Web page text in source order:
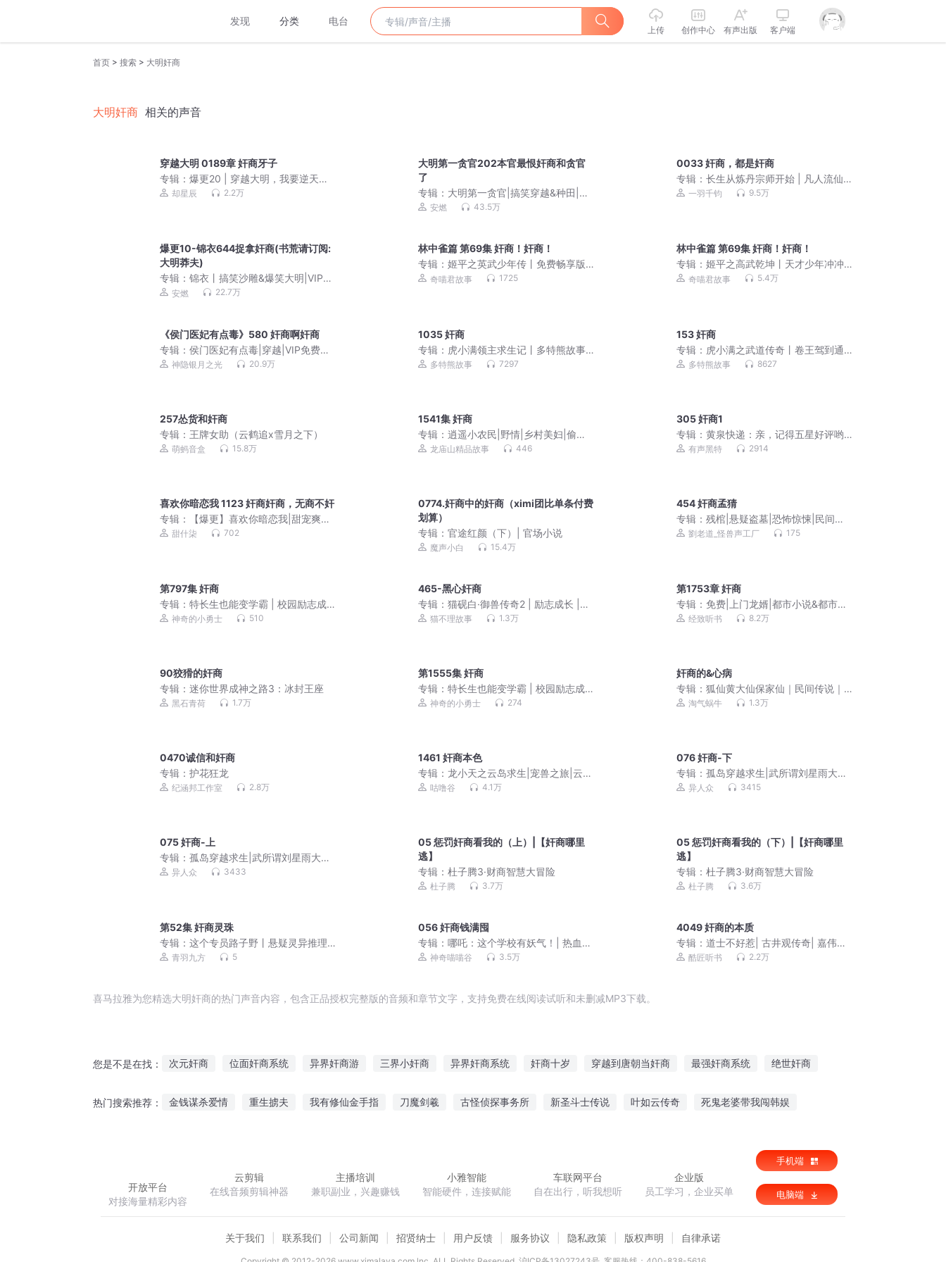
发现 分类 电台
上传 创作中心 有声出版 客户端
首页 > 搜索 > 大明奸商
大明奸商 相关的声音
穿越大明 0189章 奸商牙子
专辑： 爆更20 | 穿越大明，我要逆天改
命 | 长篇历史爽文 | 明末太子 | 多人有声
却星辰 2.2万
大明第一贪官202本官最恨奸商和贪官
了
专辑： 大明第一贪官|搞笑穿越&种田|安
燃领衔多人有声剧|VIP免费有声小说
安燃 43.5万
0033 奸商，都是奸商
专辑：长生从炼丹宗师开始 | 凡人流仙
侠 | 霸榜玄幻巨作 | VIP免费 | 多人有声
一羽千钧 9.5万
爆更10-锦衣644捉拿奸商(书荒请订阅:
大明莽夫)
专辑： 锦衣丨搞笑沙雕&爆笑大明|VIP免
费有声小说
安燃 22.7万
林中雀篇 第69集 奸商！奸商！
专辑：姬平之英武少年传丨免费畅享版
丨第1季
奇喵君故事 1725
林中雀篇 第69集 奸商！奸商！
专辑：姬平之高武乾坤丨天才少年冲冲
冲丨奇喵宇宙
奇喵君故事 5.4万
《侯门医妃有点毒》580 奸商啊奸商
专辑： 侯门医妃有点毒|穿越|VIP免费有
声小说
神隐银月之光 20.9万
1035 奸商
专辑： 虎小满领主求生记丨多特熊故事
丨虎小满领主系列
多特熊故事 7297
153 奸商
专辑： 虎小满之武道传奇丨卷王驾到通
通闪开丨多特熊故事
多特熊故事 8627
257怂货和奸商
专辑： 王牌女助（云鹤追x雪月之下）
萌蚂音盒 15.8万
1541集 奸商
专辑：逍遥小农民|野情|乡村美妇|偷香
高手|爽文多女主
龙庙山精品故事 446
305 奸商1
专辑：黄泉快递：亲，记得五星好评哟
丨搞笑悬疑丨多人有声剧
有声黑特 2914
喜欢你暗恋我 1123 奸商奸商，无商不奸
专辑：
【爆更】喜欢你暗恋我|甜宠爽文|
双洁1V1|阅文白金现言|真人多播
甜什柒 702
0774.奸商中的奸商（ximi团比单条付费
划算）
专辑：官途红颜（下）| 官场小说
魔声小白 15.4万
454 奸商孟猜
专辑：残棺|悬疑盗墓|恐怖惊悚|民间禁
忌|风水玄学|阴阳先生
劉老道_怪兽声工厂 175
第797集 奸商
专辑： 特长生也能变学霸 | 校园励志成
长故事
神奇的小勇士 510
465-黑心奸商
专辑：猫砚白·御兽传奇2 | 励志成长 |猫
不理故事
猫不理故事 1.3万
第1753章 奸商
专辑： 免费|上门龙婿|都市小说&都市生
活&恩怨情深
经致听书 8.2万
90狡猾的奸商
专辑： 迷你世界成神之路3：冰封王座
黑石青荷 1.7万
第1555集 奸商
专辑：特长生也能变学霸 | 校园励志成
长故事
神奇的小勇士 274
奸商的&心病
专辑：狐仙黄大仙保家仙｜民间传说｜
民间故事
淘气蜗牛 1.3万
0470诚信和奸商
专辑： 护花狂龙
纪涵邦工作室 2.8万
1461 奸商本色
专辑：龙小天之云岛求生|宠兽之旅|云岛
冒险|积极努力
咕噜谷 4.1万
076 奸商-下
专辑：孤岛穿越求生|武所谓刘星雨大冒
险全民求生
异人众 3415
075 奸商-上
专辑： 孤岛穿越求生|武所谓刘星雨大冒
险全民求生
异人众 3433
05 惩罚奸商看我的（上）|【奸商哪里
逃】
专辑：杜子腾3·财商智慧大冒险
杜子腾 3.7万
05 惩罚奸商看我的（下）|【奸商哪里
逃】
专辑：杜子腾3·财商智慧大冒险
杜子腾 3.6万
第52集 奸商灵珠
专辑： 这个专员路子野丨悬疑灵异推理
丨多人演播
青羽九方 5
056 奸商钱满囤
专辑：哪吒：这个学校有妖气！| 热血成
长 | 爆笑日常
神奇喵喵谷 3.5万
4049 奸商的本质
专辑：道士不好惹| 古井观传奇| 嘉伟演
播| 紫袍道士绝代道人
酷匠听书 2.2万
喜马拉雅为您精选大明奸商的热门声音内容，包含正品授权完整版的音频和章节文字，支持免费在线阅读试听和未删减MP3下载。
您是不是在找： 次元奸商 位面奸商系统 异界奸商游 三界小奸商 异界奸商系统 奸商十岁 穿越到唐朝当奸商 最强奸商系统 绝世奸商
热门搜索推荐： 金钱谋杀爱情 重生掳夫 我有修仙金手指 刀魔剑羲 古怪侦探事务所 新圣斗士传说 叶如云传奇 死鬼老婆带我闯韩娱
开放平台
对接海量精彩内容
云剪辑
在线音频剪辑神器
主播培训
兼职副业，兴趣赚钱
小雅智能
智能硬件，连接赋能
车联网平台
自在出行，听我想听
企业版
员工学习，企业买单
手机端
电脑端
关于我们 联系我们 公司新闻 招贤纳士 用户反馈 服务协议 隐私政策 版权声明 自律承诺